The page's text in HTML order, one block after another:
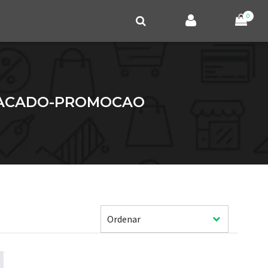
0
PROMOCAO